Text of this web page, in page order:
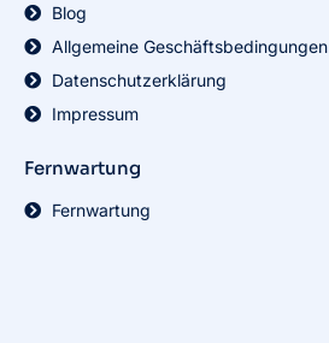
Blog
Allgemeine Geschäftsbedingungen
Datenschutzerklärung
Impressum
Fernwartung
Fernwartung